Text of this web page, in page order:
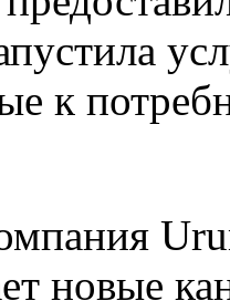
к
новые